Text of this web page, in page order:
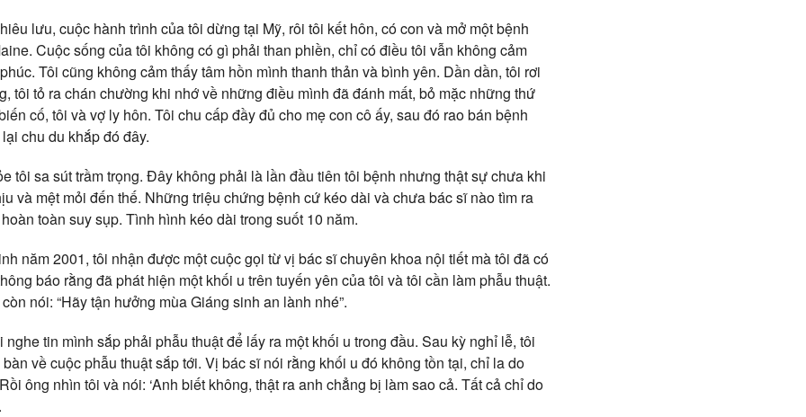
lưu, cuộc hành trình của tôi dừng tại Mỹ, rôi tôi kết hôn, có con và mở một bệnh
Cuộc sống của tôi không có gì phải than phiền, chỉ có điều tôi vẫn không cảm
Tôi cũng không cảm thấy tâm hồn mình thanh thản và bình yên. Dần dần, tôi rơi
tôi tỏ ra chán chường khi nhớ về những điều mình đã đánh mất, bỏ mặc những thứ
cố, tôi và vợ ly hôn. Tôi chu cấp đầy đủ cho mẹ con cô ấy, sau đó rao bán bệnh
chu du khắp đó đây.
tôi sa sút trầm trọng. Đây không phải là lần đầu tiên tôi bệnh nhưng thật sự chưa khi
và mệt mỏi đến thế. Những triệu chứng bệnh cứ kéo dài và chưa bác sĩ nào tìm ra
toàn suy sụp. Tình hình kéo dài trong suốt 10 năm.
năm 2001, tôi nhận được một cuộc gọi từ vị bác sĩ chuyên khoa nội tiết mà tôi đã có
báo rằng đã phát hiện một khối u trên tuyến yên của tôi và tôi cần làm phẫu thuật.
nói: “Hãy tận hưởng mùa Giáng sinh an lành nhé”.
tin mình sắp phải phẫu thuật để lấy ra một khối u trong đầu. Sau kỳ nghỉ lễ, tôi
về cuộc phẫu thuật sắp tới. Vị bác sĩ nói rằng khối u đó không tồn tại, chỉ la do
ông nhìn tôi và nói: ‘Anh biết không, thật ra anh chẳng bị làm sao cả. Tất cả chỉ do